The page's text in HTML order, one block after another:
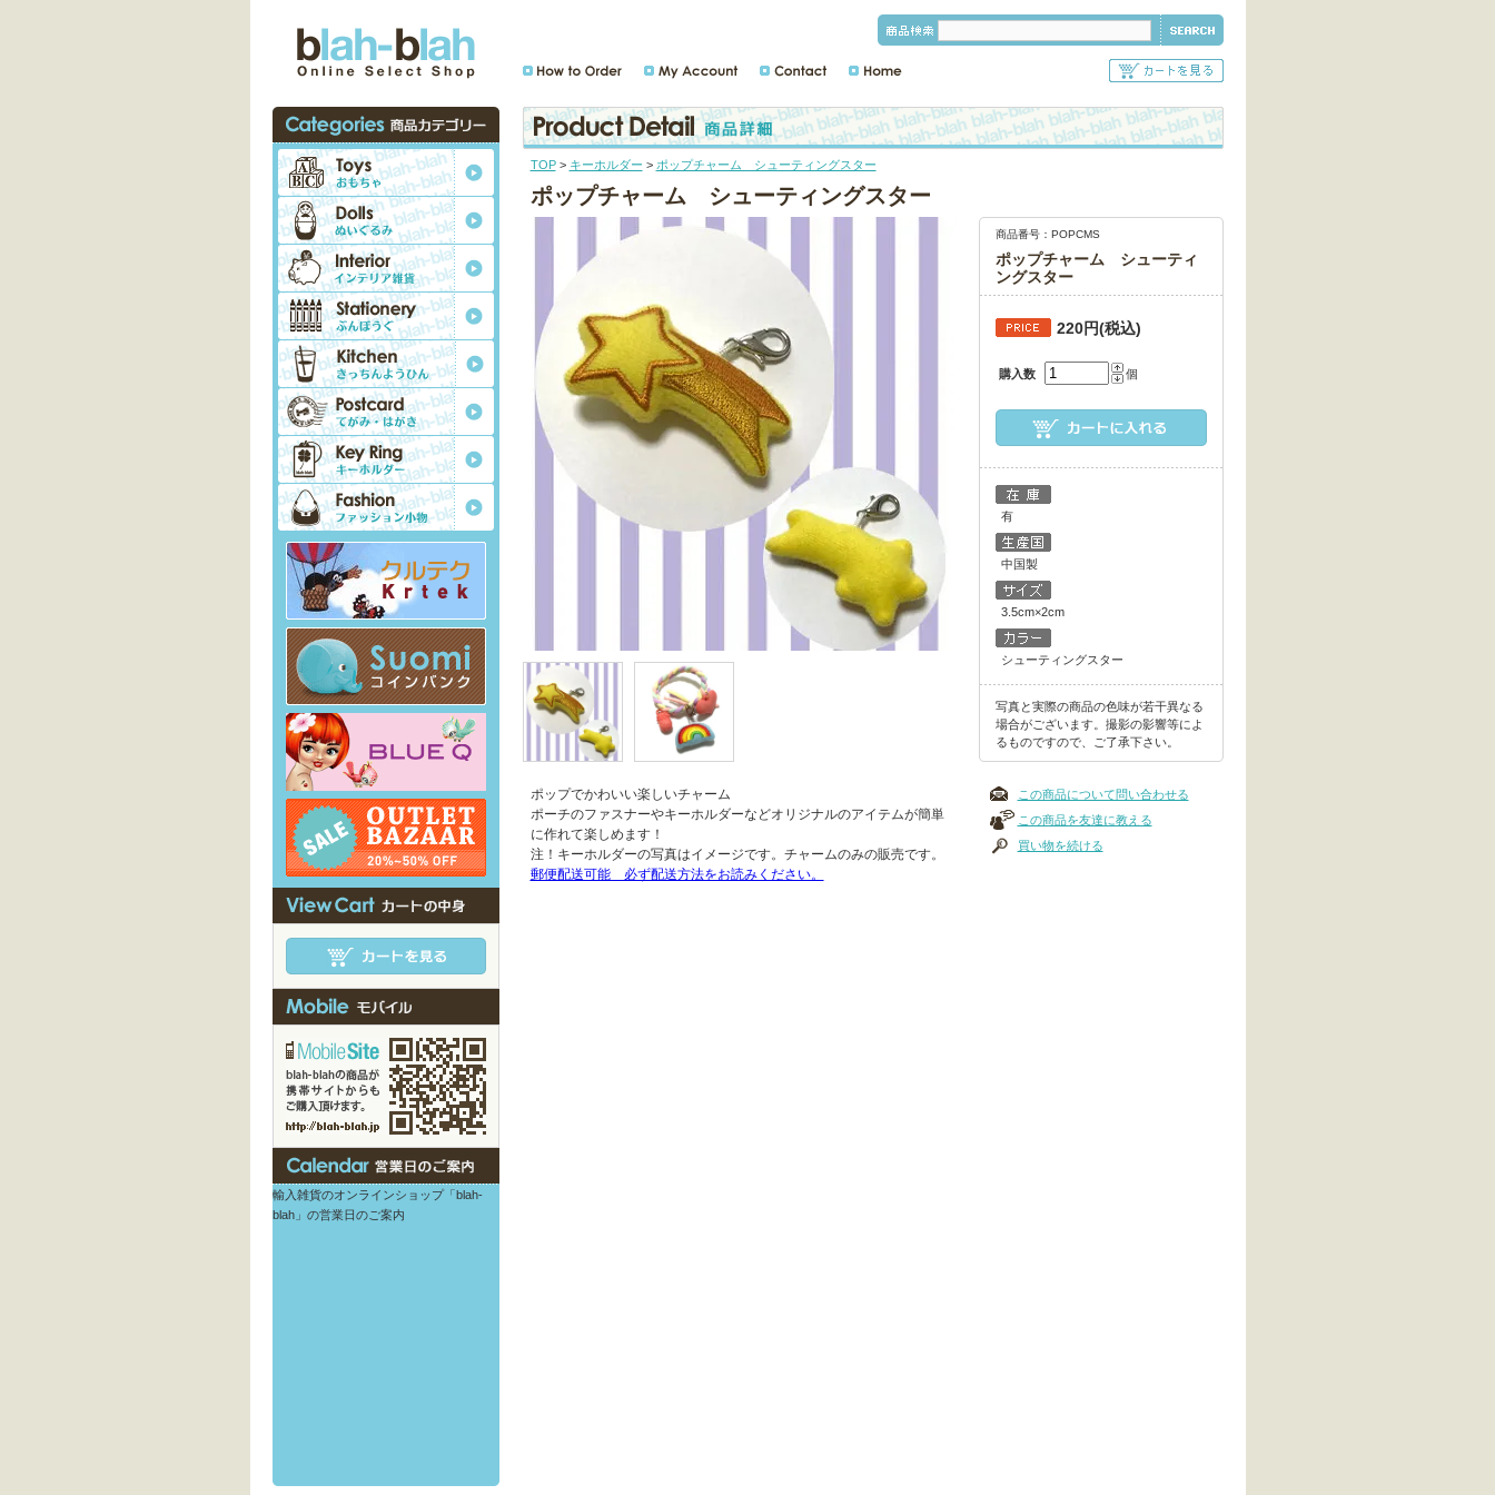
TOP> キーホルダー > ポップチャーム シューティングスター
ポップチャーム シューティングスター
商品番号：POPCMS
ポップチャーム シューティ
ングスター
220円(税込)
購入数 個
有
中国製
3.5cm×2cm
シューティングスター
写真と実際の商品の色味が若干異なる
場合がございます。撮影の影響等によ
るものですので、ご了承下さい。
ポップでかわいい楽しいチャーム
ポーチのファスナーやキーホルダーなどオリジナルのアイテムが簡単
に作れて楽しめます！
注！キーホルダーの写真はイメージです。チャームのみの販売です。
郵便配送可能 必ず配送方法をお読みください。
この商品について問い合わせる
この商品を友達に教える
買い物を続ける
輸入雑貨のオンラインショップ「blah-
blah」の営業日のご案内